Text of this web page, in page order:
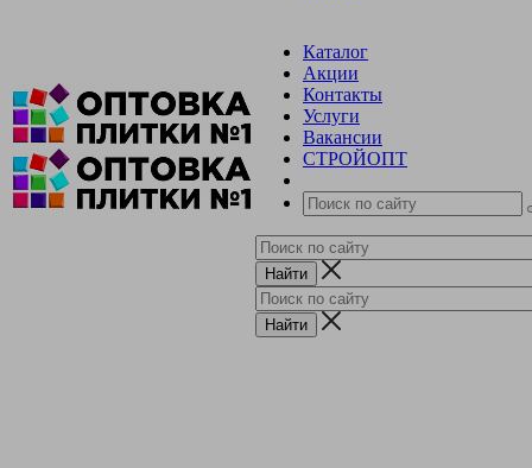
Каталог
Акции
Контакты
Услуги
Вакансии
СТРОЙОПТ